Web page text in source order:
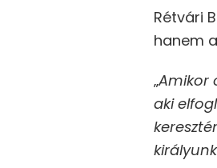
Rétvári
hanem
„Amikor
aki
királyunk